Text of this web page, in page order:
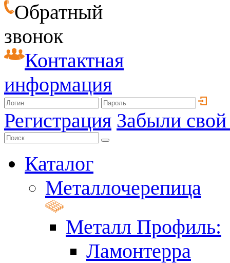
Обратный
звонок
Контактная
информация
Регистрация Забыли
Каталог
Металлочерепица
Металл Профиль:
Ламонтерра